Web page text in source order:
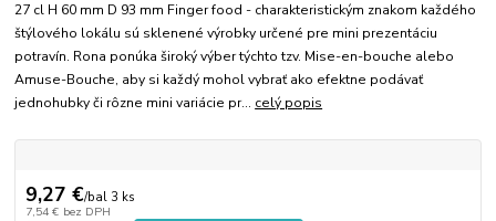
27 cl H 60 mm D 93 mm Finger food - charakteristickým znakom každého
štýlového lokálu sú sklenené výrobky určené pre mini prezentáciu
potravín. Rona ponúka široký výber týchto tzv. Mise-en-bouche alebo
Amuse-Bouche, aby si každý mohol vybrať ako efektne podávať
jednohubky či rôzne mini variácie pr... celý popis
9,27 €/bal 3 ks
7,54 € bez DPH